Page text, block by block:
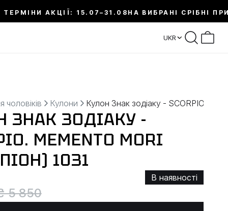
АКЦІЇ: 15.07–31.08 НА ВИБРАНІ СРІБНІ
UKR
чоловіків Кулони Кулон Знак зодіаку - SCORPIO.
ЗНАК ЗОДІАКУ -
MEMENTO MORI
1031
В наявності
5 850